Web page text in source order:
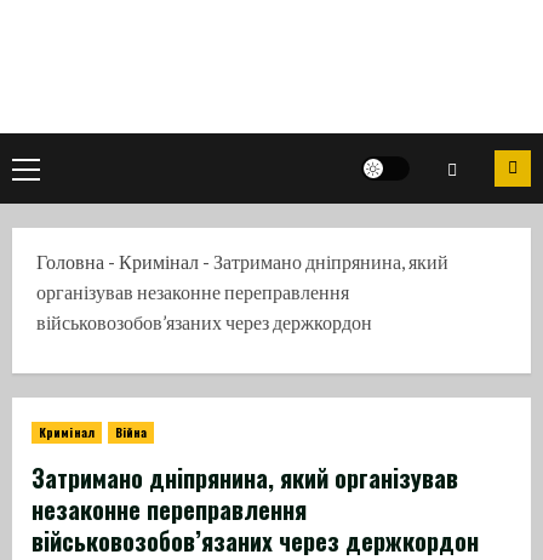
Primary
Menu
Головна - Кримінал - Затримано дніпрянина, який
організував незаконне переправлення
військовозобов’язаних через держкордон
Кримінал Війна
Затримано дніпрянина, який організував
незаконне переправлення
військовозобов’язаних через держкордон